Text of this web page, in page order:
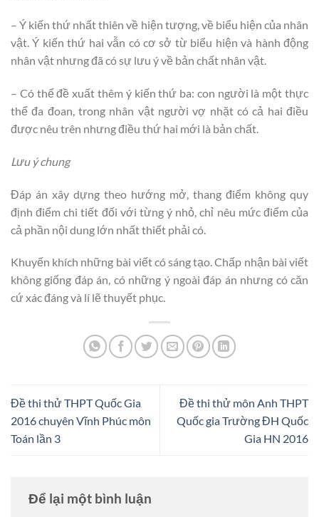
– Ý kiến thứ nhất thiên về hiện tượng, về biểu hiện của nhân
vật. Ý kiến thứ hai vẫn có cơ sở từ biểu hiện và hành động
nhân vật nhưng đã có sự lưu ý về bản chất nhân vật.
– Có thể đề xuất thêm ý kiến thứ ba: con người là một thực
thể đa đoan, trong nhân vật người vợ nhặt có cả hai điều
được nêu trên nhưng điều thứ hai mới là bản chất.
Lưu ý chung
Đáp án xây dựng theo hướng mở, thang điểm không quy
định điểm chi tiết đối với từng ý nhỏ, chỉ nêu mức điểm của
cả phần nội dung lớn nhất thiết phải có.
Khuyến khích những bài viết có sáng tạo. Chấp nhận bài viết
không giống đáp án, có những ý ngoài đáp án nhưng có căn
cứ xác đáng và lí lẽ thuyết phục.
Đề thi thử THPT Quốc Gia
2016 chuyên Vĩnh Phúc môn
Toán lần 3
Đề thi thử môn Anh THPT
Quốc gia Trường ĐH Quốc
Gia HN 2016
Để lại một bình luận